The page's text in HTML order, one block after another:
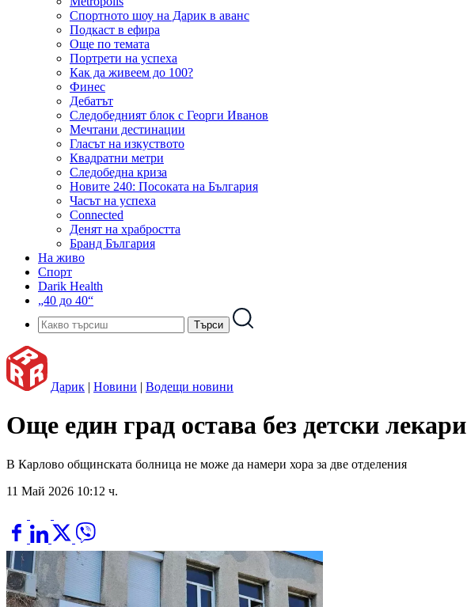
Спортното шоу на Дарик в аванс
Подкаст в ефира
Още по темата
Портрети на успеха
Как да живеем до 100?
Финес
Дебатът
Следобедният блок с Георги Иванов
Мечтани дестинации
Гласът на изкуството
Квадратни метри
Следобедна криза
Новите 240: Посоката на България
Часът на успеха
Connected
Денят на храбростта
Бранд България
На живо
Спорт
Darik Health
„40 до 40“
Дарик | Новини | Водещи новини
Още един град остава без детски лекари
В Карлово общинската болница не може да намери хора за две отделения
11 Май 2026 10:12 ч.